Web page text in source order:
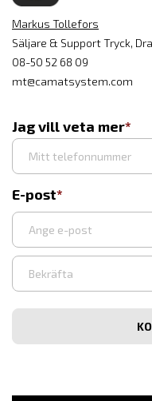
Markus Tollefors
Säljare & Support Tryck,
08-50 52 68 09
mt@camatsystem.com
Jag vill veta mer
E-post
Ange
e-
Bekräfta
post